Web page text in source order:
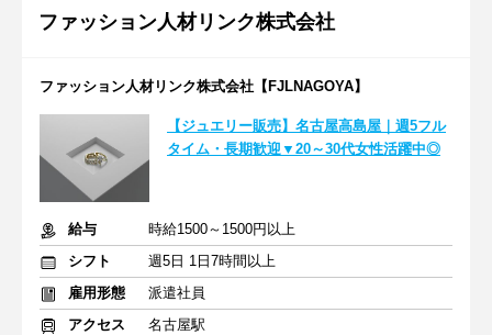
ファッション人材リンク株式会社
ファッション人材リンク株式会社【FJLNAGOYA】
【ジュエリー販売】名古屋高島屋｜週5フル
タイム・長期歓迎▼20～30代女性活躍中◎
給与
時給1500～1500円以上
シフト
週5日 1日7時間以上
雇用形態
派遣社員
アクセス
名古屋駅